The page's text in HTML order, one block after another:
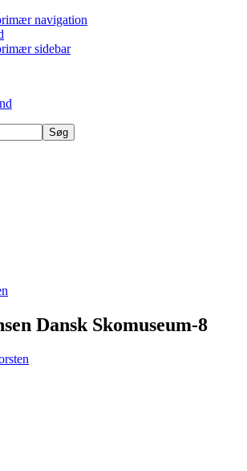
navigation
sidebar
Dansk Skomuseum-8